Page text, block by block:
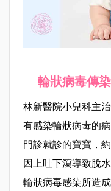
輪狀病毒傳
林新醫院小兒科主
有感染輪狀病毒的
門診就診的寶寶，
因上吐下瀉導致脫
輪狀病毒感染所造成